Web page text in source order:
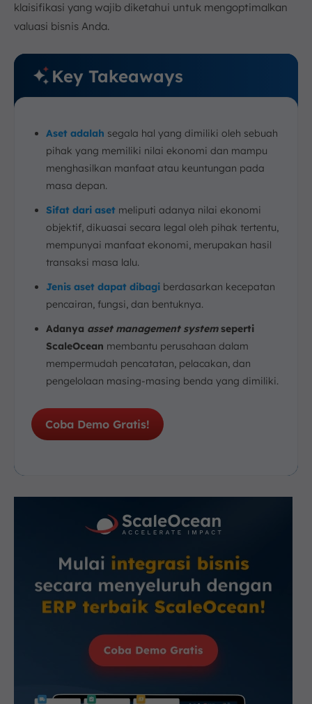
klaisifikasi yang wajib diketahui untuk mengoptimalkan
valuasi bisnis Anda.
Key Takeaways
Aset adalah segala hal yang dimiliki oleh sebuah
pihak yang memiliki nilai ekonomi dan mampu
menghasilkan manfaat atau keuntungan pada
masa depan.
Sifat dari aset meliputi adanya nilai ekonomi
objektif, dikuasai secara legal oleh pihak tertentu,
mempunyai manfaat ekonomi, merupakan hasil
transaksi masa lalu.
Jenis aset dapat dibagi berdasarkan kecepatan
pencairan, fungsi, dan bentuknya.
Adanya asset management systemseperti
ScaleOcean membantu perusahaan dalam
mempermudah pencatatan, pelacakan, dan
pengelolaan masing-masing benda yang dimiliki.
Coba Demo Gratis!